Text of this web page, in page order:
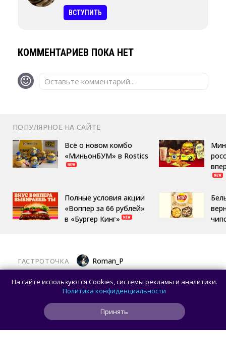
ВСТУПИТЬ
КОММЕНТАРИЕВ ПОКА НЕТ
Оставьте комментарий...
ПОПУЛЯРНОЕ НА САЙТЕ
Всё о новом комбо
«МиньонБУМ» в Rostics
Полные условия акции
«Воппер за 66 рублей»
в «Бургер Кинг»
ГАСТРОТОЧКА Roman_P
Латте «Золотой ключик» и торт «Москва»
теперь можно попробовать на ВДНХ
На сайте используются Cookies, системы рекламы и аналитики.
Политика конфиденциальности
Принять